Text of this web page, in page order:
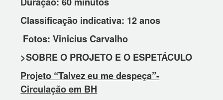
Classificação indicativa: 12 anos
Fotos: Vinicius Carvalho
>SOBRE O PROJETO E O ESPETÁCULO
Projeto “Talvez eu me despeça”-
Circulação em BH